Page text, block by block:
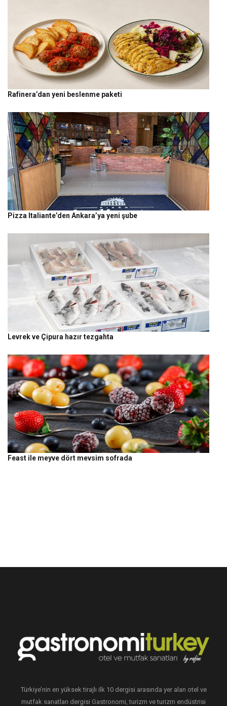
Rafinera’dan yeni beslenme paketi
Pizza Italiante’den Ankara’ya yeni şube
Levrek ve Çipura hazır tezgahta
Feast ile meyve dört mevsim sofrada
Türkiye’nin en yüksek tirajlı ilk 10 dergisi arasında yer alan otel ve
mutfak sanatları dergisi Gastronomi, turizm ve turizm endüstrisi